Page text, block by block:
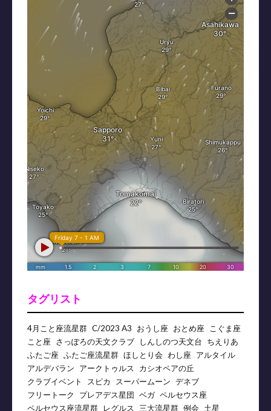
タグリスト
4月こと座流星群 C/2023 A3 おうし座 おとめ座 こぐま座
こと座 さっぽろの天文クラブ しんしのつ天文台
ちえりあ
ふたご座 ふたご座流星群 ほしとり会 わし座 アルタイル
アルデバラン
アークトゥルス
カシオペアの丘
クラブイベント
スピカ スーパームーン デネブ
フリートーク
プレアデス星団 ベガ ペルセウス座
ペルセウス座流星群
レグルス 三大流星群 例会 土星